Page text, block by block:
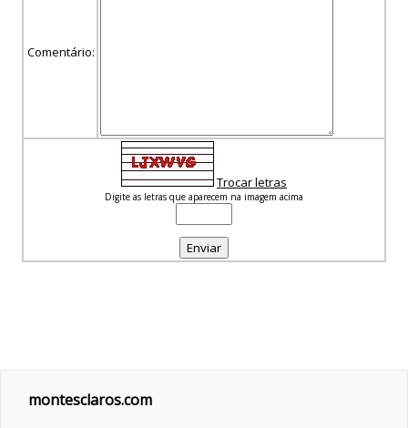
Comentário:
Trocar letras
Digite as letras que aparecem na imagem acima
montesclaros.com